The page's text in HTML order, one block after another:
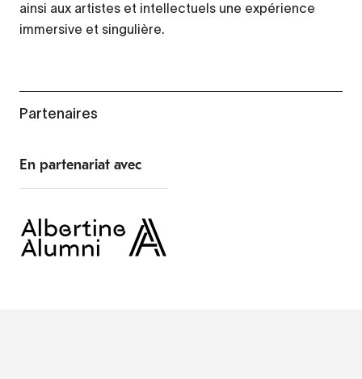
ainsi aux artistes et intellectuels une expérience
immersive et singulière.
Partenaires
En partenariat avec